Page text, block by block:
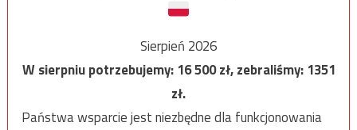
Sierpień 2026
W sierpniu potrzebujemy:16 500zł, zebraliśmy:1351
zł.
Państwa wsparcie jest niezbędne dla funkcjonowania